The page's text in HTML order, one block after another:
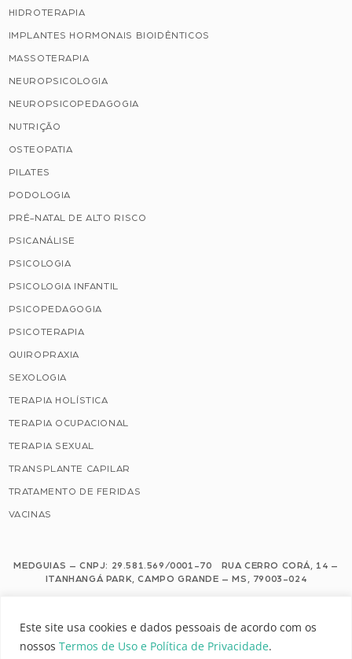
Este site usa cookies e dados pessoais de acordo com os
nossos Termos de Uso e Política de Privacidade.
HIDROTERAPIA
IMPLANTES HORMONAIS BIOIDÊNTICOS
MASSOTERAPIA
NEUROPSICOLOGIA
NEUROPSICOPEDAGOGIA
NUTRIÇÃO
OSTEOPATIA
PILATES
PODOLOGIA
PRÉ-NATAL DE ALTO RISCO
PSICANÁLISE
PSICOLOGIA
PSICOLOGIA INFANTIL
PSICOPEDAGOGIA
PSICOTERAPIA
QUIROPRAXIA
SEXOLOGIA
TERAPIA HOLÍSTICA
TERAPIA OCUPACIONAL
TERAPIA SEXUAL
TRANSPLANTE CAPILAR
TRATAMENTO DE FERIDAS
VACINAS
MEDGUIAS – CNPJ: 29.581.569/0001-70 RUA CERRO CORÁ, 14 –
ITANHANGÁ PARK, CAMPO GRANDE – MS, 79003-024
Este site usa cookies e dados pessoais de acordo com os nossos Termos de
Uso e Política de Privacidade.
Configuração de Cookies